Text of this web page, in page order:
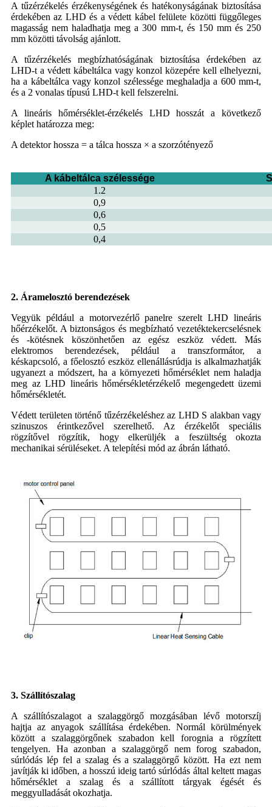
A tűzérzékelés érzékenységének és hatékonyságának biztosítása
érdekében az LHD és a védett kábel felülete közötti függőleges
magasság nem haladhatja meg a 300 mm-t, és 150 mm és 250
mm közötti távolság ajánlott.
A tűzérzékelés megbízhatóságának biztosítása érdekében az
LHD-t a védett kábeltálca vagy konzol közepére kell elhelyezni,
ha a kábeltálca vagy konzol szélessége meghaladja a 600 mm-t,
és a 2 vonalas típusú LHD-t kell felszerelni.
A lineáris hőmérséklet-érzékelés LHD hosszát a következő
képlet határozza meg:
A detektor hossza = a tálca hossza × a szorzótényező
A kábeltálca szélessége
1.2
0,9
0,6
0,5
0,4
2. Áramelosztó berendezések
Vegyük például a motorvezérlő panelre szerelt LHD lineáris
hőérzékelőt. A biztonságos és megbízható vezetéktekercselésnek
és -kötésnek köszönhetően az egész eszköz védett. Más
elektromos berendezések, például a transzformátor, a
késkapcsoló, a főelosztó eszköz ellenállásrúdja is alkalmazhatják
ugyanezt a módszert, ha a környezeti hőmérséklet nem haladja
meg az LHD lineáris hőmérsékletérzékelő megengedett üzemi
hőmérsékletét.
Védett területen történő tűzérzékeléshez az LHD S alakban vagy
szinuszos érintkezővel szerelhető. Az érzékelőt speciális
rögzítővel rögzítik, hogy elkerüljék a feszültség okozta
mechanikai sérüléseket. A telepítési mód az ábrán látható.
3. Szállítószalag
A szállítószalagot a szalaggörgő mozgásában lévő motorszíj
hajtja az anyagok szállítása érdekében. Normál körülmények
között a szalaggörgőnek szabadon kell forognia a rögzített
tengelyen. Ha azonban a szalaggörgő nem forog szabadon,
súrlódás lép fel a szalag és a szalaggörgő között. Ha ezt nem
javítják ki időben, a hosszú ideig tartó súrlódás által keltett magas
hőmérséklet a szalag és a szállított tárgyak égését és
meggyulladását okozhatja.